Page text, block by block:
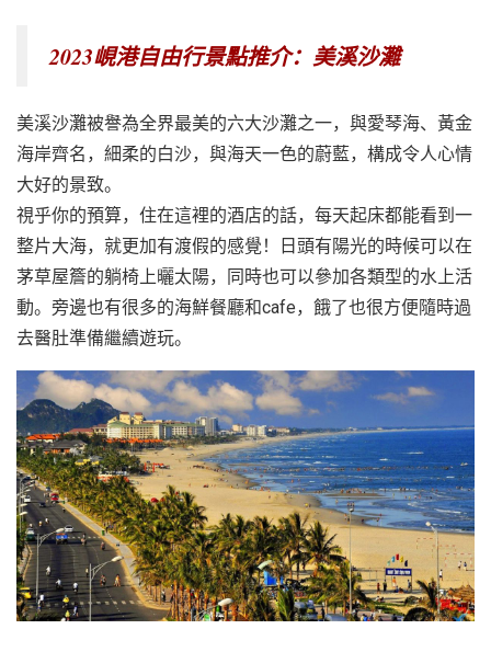
2023峴港自由行景點推介：美溪沙灘
美溪沙灘被譽為全界最美的六大沙灘之一，與愛琴海、黃金
海岸齊名，細柔的白沙，與海天一色的蔚藍，構成令人心情
大好的景致。
視乎你的預算，住在這裡的酒店的話，每天起床都能看到一
整片大海，就更加有渡假的感覺！日頭有陽光的時候可以在
茅草屋簷的躺椅上曬太陽，同時也可以參加各類型的水上活
動。旁邊也有很多的海鮮餐廳和cafe，餓了也很方便隨時過
去醫肚準備繼續遊玩。